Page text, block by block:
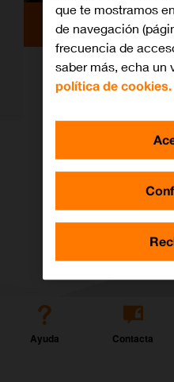
Archivo
Fundación
del Secretariado
profesional de
Ayuda Contacta
que te mostramos
de navegación
frecuencia de
saber más, echa un
política de cookies.